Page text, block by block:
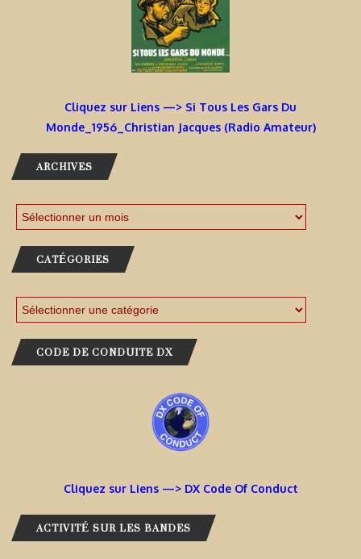
Cliquez sur Liens —> Si Tous Les Gars Du
Monde_1956_Christian Jacques (Radio Amateur)
ARCHIVES
CATÉGORIES
CODE DE CONDUITE DX
Cliquez sur Liens —> DX Code Of Conduct
ACTIVITÉ SUR LES BANDES